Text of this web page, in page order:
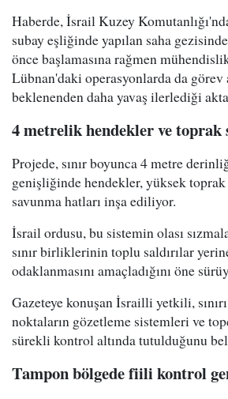
Haberde, İsrail Kuzey
subay eşliğinde yapılan saha
önce başlamasına rağmen
Lübnan'daki operasyonlarda da görev
beklenenden daha yavaş ilerlediği
4 metrelik hendekler ve toprak
Projede, sınır boyunca 4 metre
genişliğinde hendekler, yüksek
savunma hatları inşa ediliyor.
İsrail ordusu, bu sistemin olası
sınır birliklerinin toplu saldırılar
odaklanmasını amaçladığını öne
Gazeteye konuşan İsrailli yetkili,
noktaların gözetleme sistemleri ve
sürekli kontrol altında tutulduğunu
Tampon bölgede fiili kontrol